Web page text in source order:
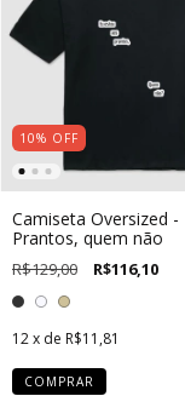
10% OFF
Camiseta Oversized -
Prantos, quem não
R$129,00 R$116,10
12x de R$11,81
COMPRAR